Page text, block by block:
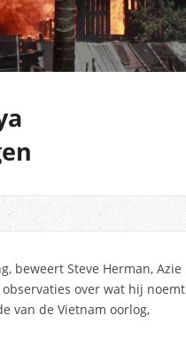
beweert Steve Herman, Azie
over wat hij noemt
van de Vietnam oorlog,